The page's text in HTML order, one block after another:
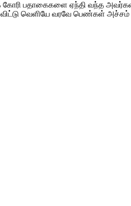
கோரி பதாகைகளை ஏந்தி வந்த
விட்டு வெளியே வரவே பெண்கள்